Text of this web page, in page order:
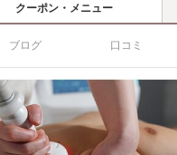
クーポン・メニュー
ブログ 口コミ